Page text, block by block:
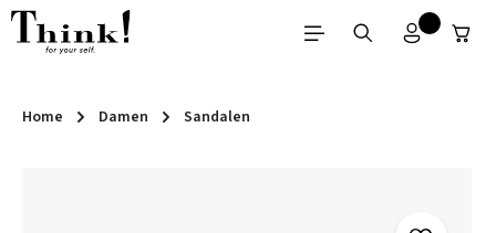
Zum Hauptinhalt springen
Home Damen Sandalen